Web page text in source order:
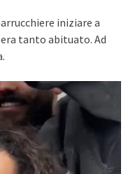
iniziare a
tanto abituato. Ad